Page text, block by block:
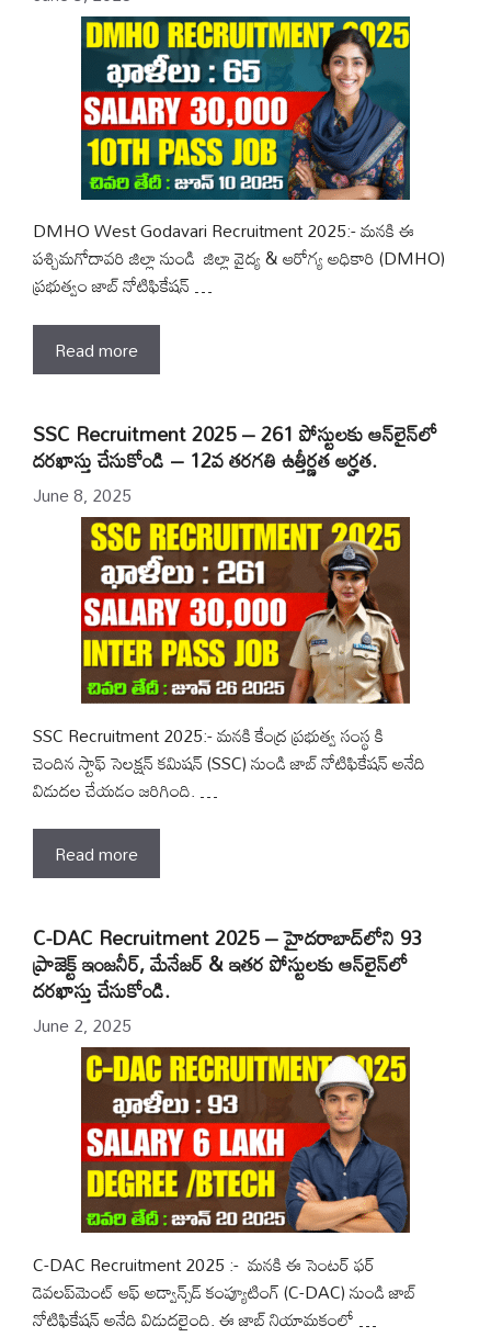
DMHO West Godavari Recruitment 2025:- మనకి ఈ
పశ్చిమగోదావరి జిల్లా నుండి జిల్లా వైద్య & ఆరోగ్య అధికారి (DMHO)
ప్రభుత్వం జాబ్ నోటిఫికేషన్ …
Read more
SSC Recruitment 2025 – 261 పోస్టులకు ఆన్‌లైన్‌లో
దరఖాస్తు చేసుకోండి – 12వ తరగతి ఉత్తీర్ణత అర్హత.
June 8, 2025
SSC Recruitment 2025:- మనకి కేంద్ర ప్రభుత్వ సంస్థ కి
చెందిన స్టాఫ్ సెలక్షన్ కమిషన్ (SSC) నుండి జాబ్ నోటిఫికేషన్ అనేది
విడుదల చేయడం జరిగింది. …
Read more
C-DAC Recruitment 2025 – హైదరాబాద్‌లోని 93
ప్రాజెక్ట్ ఇంజనీర్, మేనేజర్ & ఇతర పోస్టులకు ఆన్‌లైన్‌లో
దరఖాస్తు చేసుకోండి.
June 2, 2025
C-DAC Recruitment 2025 :- మనకి ఈ సెంటర్ ఫర్
డెవలప్‌మెంట్ ఆఫ్ అడ్వాన్స్‌డ్ కంప్యూటింగ్ (C-DAC) నుండి జాబ్
నోటిఫికేషన్ అనేది విడుదలైంది. ఈ జాబ్ నియామకంలో …